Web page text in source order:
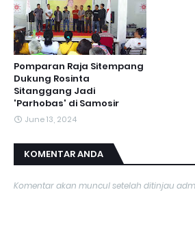
Pomparan Raja Sitempang
Dukung Rosinta
Sitanggang Jadi
'Parhobas' di Samosir
June 13, 2024
KOMENTAR ANDA
Komentar akan muncul setelah ditinjau